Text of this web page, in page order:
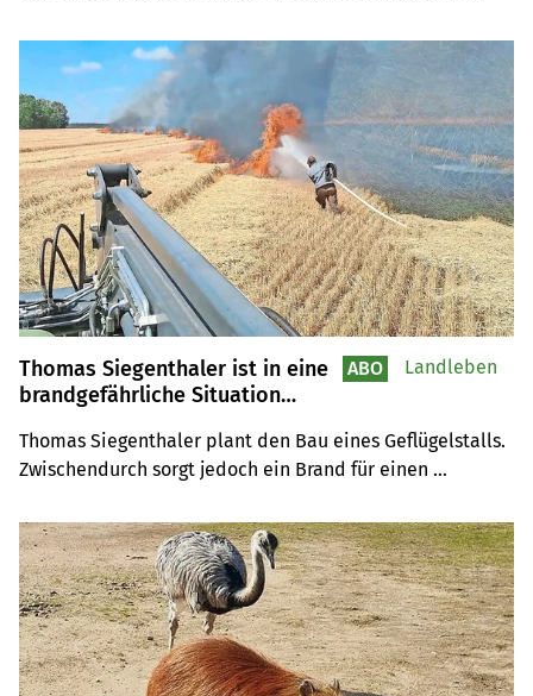
der Schweiz, gespendet von Freunden seines Vaters.
Thomas Siegenthaler ist in eine
brandgefährliche Situation
Thomas Siegenthaler plant den Bau eines Geflügelstalls.
Zwischendurch sorgt jedoch ein Brand für einen
ABO Landleben